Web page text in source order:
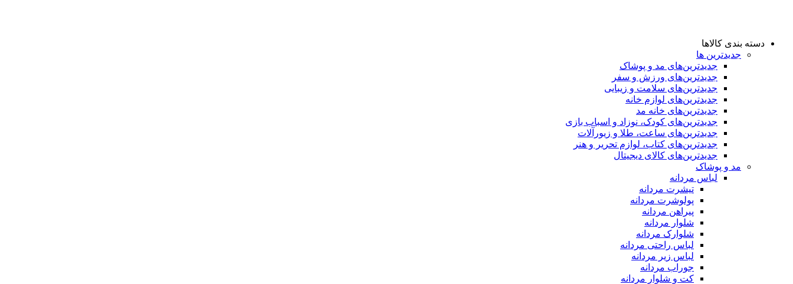
دسته بندی کالاها
جدیدترین ها
جدید‌ترین‌های مد و پوشاک
جدید‌ترین‌های ورزش و سفر
جدید‌ترین‌های سلامت و زیبایی
جدید‌ترین‌های لوازم خانه
جدیدترین‌های خانه مد
جدید‌ترین‌های کودک، نوزاد و اسباب بازی
جدید‌ترین‌های ساعت، طلا و زیورآلات
جدید‌ترین‌های کتاب، لوازم تحریر و هنر
جدید‌ترین‌های کالای دیجیتال
مد و پوشاک
لباس مردانه
تیشرت مردانه
پولوشرت مردانه
پیراهن مردانه
شلوار مردانه
شلوارک مردانه
لباس راحتی مردانه
لباس زیر مردانه
جوراب مردانه
کت و شلوار مردانه